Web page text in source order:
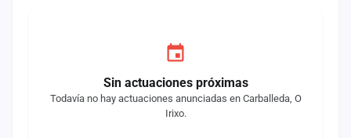
Sin actuaciones próximas
Todavía no hay actuaciones anunciadas en Carballeda, O
Irixo.